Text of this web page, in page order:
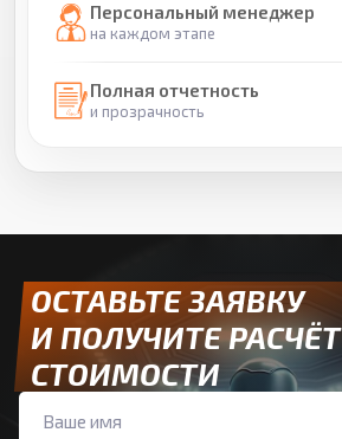
Персональный менеджер
на каждом этапе
Полная отчетность
и прозрачность
ОСТАВЬТЕ ЗАЯВКУ
И ПОЛУЧИТЕ РАСЧЁТ
СТОИМОСТИ